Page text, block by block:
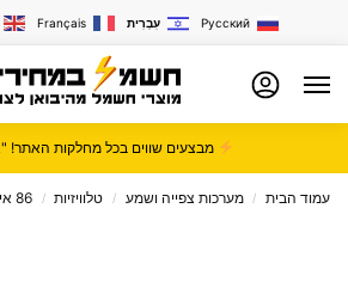
Français עִבְרִית Русский
מבצעים שווים בכל מחלקות האתר! "SUMMER"
עמוד הבית / מערכות צפייה ושמע / טלוויזיות / 86 אינטש